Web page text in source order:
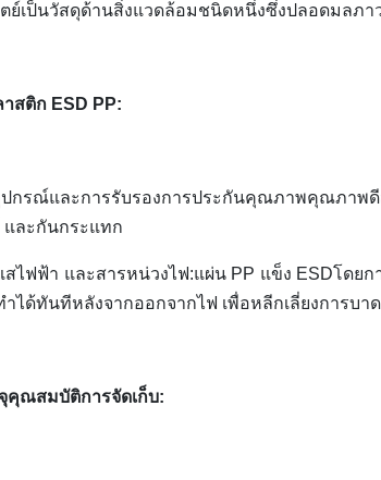
ย์เป็นวัสดุด้านสิ่งแวดล้อมชนิดหนึ่งซึ่งปลอดมลภา
สติก ESD PP:
ปกรณ์และการรับรองการประกันคุณภาพคุณภ
และกันกระแทก
ไฟฟ้า และสารหน่วงไฟ:แผ่น PP แข็ง ESDโดยก
ได้ทันทีหลังจากออกจากไฟ เพื่อหลีกเลี่ยงการบา
คุณสมบัติการจัดเก็บ: